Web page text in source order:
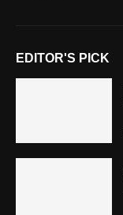
EDITOR'S PICK